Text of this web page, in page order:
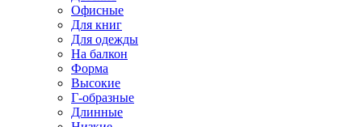
Офисные
Для книг
Для одежды
На балкон
Форма
Высокие
Г-образные
Длинные